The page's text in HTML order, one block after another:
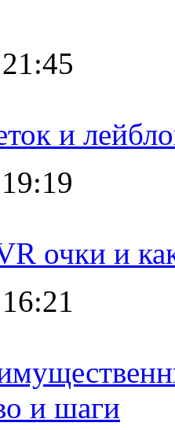
и
очки и
и шаги